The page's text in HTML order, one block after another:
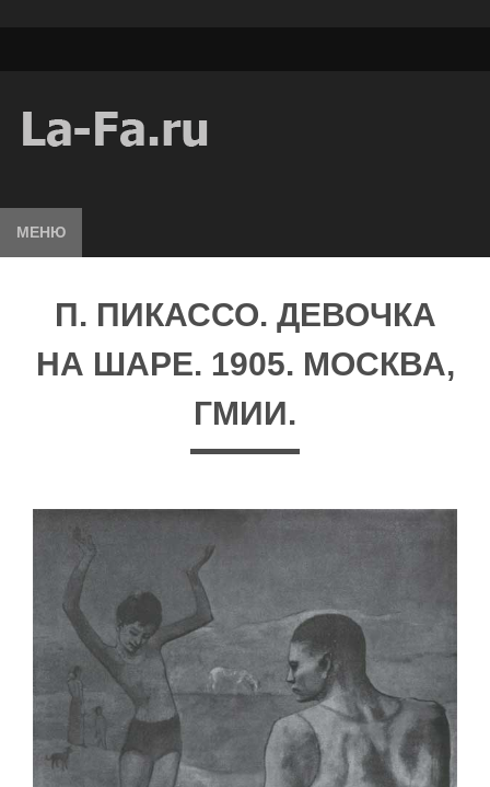
МЕНЮ
П. ПИКАССО. ДЕВОЧКА
НА ШАРЕ. 1905. МОСКВА,
ГМИИ.